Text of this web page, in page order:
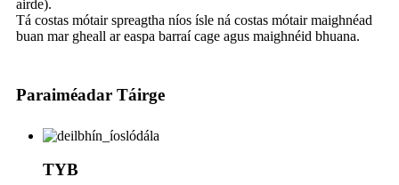
airde).
Tá costas mótair spreagtha níos ísle ná costas mótair maighnéad
buan mar gheall ar easpa barraí cage agus maighnéid bhuana.
Paraiméadar Táirge
TYB